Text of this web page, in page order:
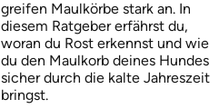
greifen Maulkörbe stark an. In
diesem Ratgeber erfährst du,
woran du Rost erkennst und wie
du den Maulkorb deines Hundes
sicher durch die kalte Jahreszeit
bringst.